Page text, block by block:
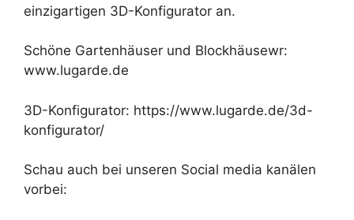
einzigartigen 3D-Konfigurator an.
Schöne Gartenhäuser und Blockhäusewr:
www.lugarde.de
3D-Konfigurator: https://www.lugarde.de/3d-
konfigurator/
Schau auch bei unseren Social media kanälen
vorbei: